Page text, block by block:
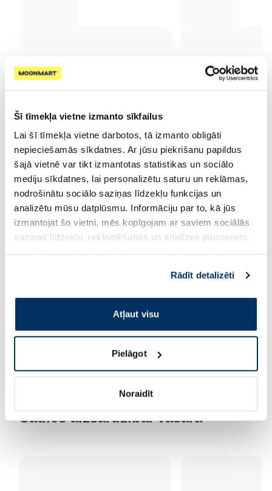
Šī tīmekļa vietne izmanto sīkfailus
Lai šī tīmekļa vietne darbotos, tā izmanto obligāti
nepieciešamās sīkdatnes. Ar jūsu piekrišanu papildus
šajā vietnē var tikt izmantotas statistikas un sociālo
mediju sīkdatnes, lai personalizētu saturu un reklāmas,
nodrošinātu sociālo saziņas līdzekļu funkcijas un
analizētu mūsu datplūsmu. Informāciju par to, kā jūs
izmantojat šo vietni, mēs kopīgojam ar saviem sociālās
saziņas līdzekļu, reklamēšanas un analīzes partneriem,
pakalpojumus. Ja piekrītat šo papildu sīkdatņu
izmantošanai, lūdzu, atzīmējiet savu izvēli:
Rādīt detalizēti
Atļaut visu
Pielāgot
Noraidīt
⭐ Augsti novērtēti kategorijā
Saules aizsardzībai vasarā